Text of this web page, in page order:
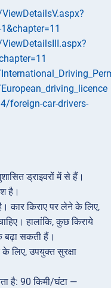
foreign-car-drivers-
ड्राइवरों में से हैं।
है।
कार किराए पर लेने के लिए,
हालांकि, कुछ किराये
बढ़ा सकती हैं।
लिए, उपयुक्त सुरक्षा
है: 90 किमी/घंटा —